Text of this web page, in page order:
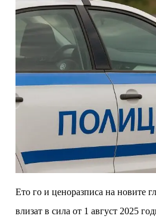
Ето го и ценоразписа на новите
влизат в сила от 1 август 2025